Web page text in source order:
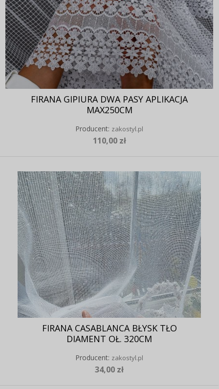
FIRANA GIPIURA DWA PASY APLIKACJA
MAX250CM
Producent: zakostyl.pl
110,00 zł
FIRANA CASABLANCA BŁYSK TŁO
DIAMENT OŁ. 320CM
Producent: zakostyl.pl
34,00 zł